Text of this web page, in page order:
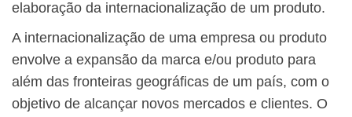
elaboração da internacionalização de um produto.
A internacionalização de uma empresa ou produto
envolve a expansão da marca e/ou produto para
além das fronteiras geográficas de um país, com o
objetivo de alcançar novos mercados e clientes. O